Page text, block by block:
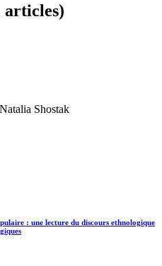
articles)
Shostak
: une lecture du discours ethnologique